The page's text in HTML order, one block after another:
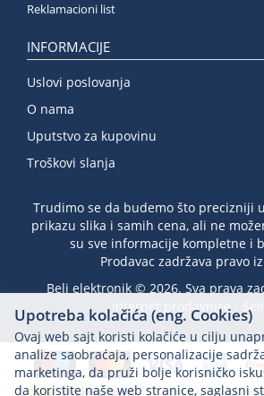
Reklamacioni list
INFORMACIJE
Uslovi poslovanja
O nama
Uputstvo za kupovinu
Troškovi slanja
Trudimo se da budemo što precizniji
prikazu slika i samih cena, ali ne
su sve informacije kompletne i
Prodavac zadržava pravo
Beli elektronik © 2026. Sva prava
internet prodavnice
Upotreba kolačića (eng. Cookies)
Ovaj web sajt koristi kolačiće u cilju
analize saobraćaja, personalizacije
marketinga, da pruži bolje korisničko
da koristite naše web stranice, saglasni